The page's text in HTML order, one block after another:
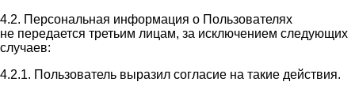
4.2. Персональная информация о Пользователях
не передается третьим лицам, за исключением следующих
случаев:
4.2.1. Пользователь выразил согласие на такие действия.